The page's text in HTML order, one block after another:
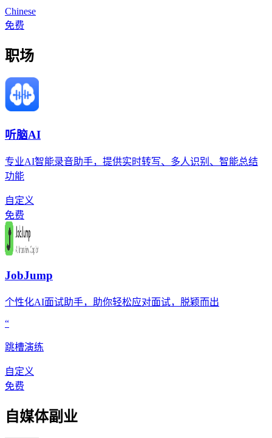
Chinese
免费
职场
听脑AI
专业AI智能录音助手，提供实时转写、多人识别、智能总结
功能
自定义
免费
JobJump
个性化AI面试助手，助你轻松应对面试，脱颖而出
“
跳槽演练
自定义
免费
自媒体副业